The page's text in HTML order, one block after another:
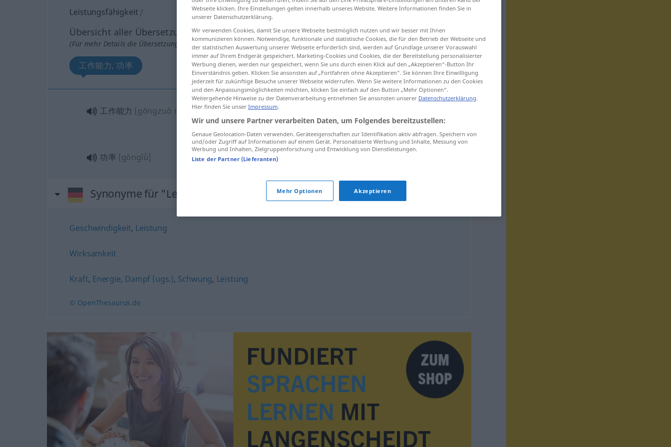
Leistungsfähigkeit f
Übersicht aller Übersetzungen
(Für mehr Details die Übersetzung anklicken/antippen)
工作能力, 功率
工作能力 [gōngzuò nénglì]
einer Person, eines Unternehmens
功率 [gōnglǜ]
Synonyme für "Leistungsfähigkeit"
Geschwindigkeit, Leistung
Wirksamkeit
Kraft, Energie, Dampf (ugs.), Schwung, Leistung
© OpenThesaurus.de
Webseite klicken. Ihre Einstellungen gelten innerhalb unseres Website. Weitere Informationen finden Sie in
unserer Datenschutzerklärung.
Wir verwenden Cookies, damit Sie unsere Webseite bestmöglich nutzen und wir besser mit Ihnen
kommunizieren können. Notwendige, funktionale und statistische Cookies, die für den Betrieb der Webseite und
der statistischen Auswertung unserer Webseite erforderlich sind, werden auf Grundlage unserer Vorauswahl
immer auf Ihrem Endgerät gespeichert. Marketing-Cookies und Cookies, die der Bereitstellung personalisierter
Werbung dienen, werden nur gespeichert, wenn Sie uns durch einen Klick auf den „Akzeptieren“-Button Ihr
Einverständnis geben. Klicken Sie ansonsten auf „Fortfahren ohne Akzeptieren“. Sie können Ihre Einwilligung
jederzeit für zukünftige Besuche unserer Webseite widerrufen. Wenn Sie weitere Informationen zu den Cookies
und den Anpassungsmöglichkeiten möchten, klicken Sie einfach auf den Button „Mehr Optionen“.
Weitergehende Hinweise zu der Datenverarbeitung entnehmen Sie ansonsten unserer Datenschutzerklärung.
Hier finden Sie unser Impressum.
Wir und unsere Partner verarbeiten Daten, um Folgendes bereitzustellen:
Genaue Geolocation-Daten verwenden. Geräteeigenschaften zur Identifikation aktiv abfragen. Speichern von
und/oder Zugriff auf Informationen auf einem Gerät. Personalisierte Werbung und Inhalte, Messung von
Werbung und Inhalten, Zielgruppenforschung und Entwicklung von Dienstleistungen.
Liste der Partner (Lieferanten)
Mehr Optionen Akzeptieren